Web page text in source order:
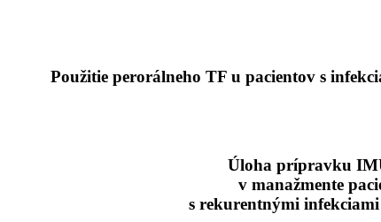
Použitie perorálneho TF u pacientov s
Úloha prípravku
v manažmente
s rekurentnými